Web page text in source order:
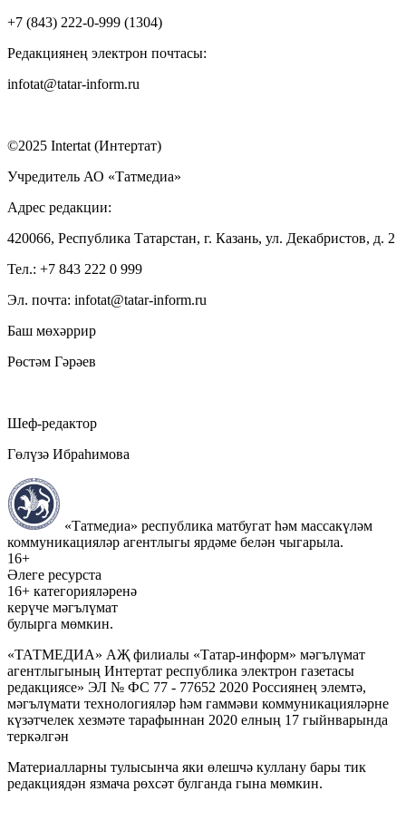
+7 (843) 222-0-999 (1304)
Редакциянең электрон почтасы:
infotat@tatar-inform.ru
©2025 Intertat (Интертат)
Учредитель АО «Татмедиа»
Адрес редакции:
420066, Республика Татарстан, г. Казань, ул. Декабристов, д. 2
Тел.: +7 843 222 0 999
Эл. почта: infotat@tatar-inform.ru
Баш мөхәррир
Рөстәм Гәрәев
Шеф-редактор
Гөлүзә Ибраһимова
«Татмедиа» республика матбугат һәм массакүләм
коммуникацияләр агентлыгы ярдәме белән чыгарыла.
16+
Әлеге ресурста
16+ категорияләренә
керүче мәгълүмат
булырга мөмкин.
«ТАТМЕДИА» АҖ филиалы «Татар-информ» мәгълүмат
агентлыгының Интертат республика электрон газетасы
редакциясе» ЭЛ № ФС 77 - 77652 2020 Россиянең элемтә,
мәгълүмати технологияләр һәм гаммәви коммуникацияләрне
күзәтчелек хезмәте тарафыннан 2020 елның 17 гыйнварында
теркәлгән
Материалларны тулысынча яки өлешчә куллану бары тик
редакциядән язмача рөхсәт булганда гына мөмкин.